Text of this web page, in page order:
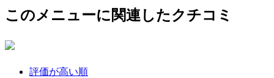
このメニューに関連したクチコミ
評価が高い順